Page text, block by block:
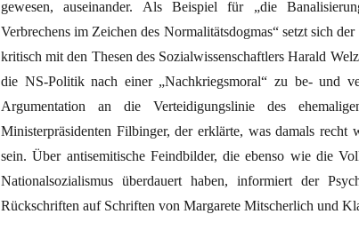
gewesen, auseinander.
Als Beispiel für „die
Verbrechens im Zeichen des Normalitätsdogmas“ setzt sich
kritisch mit den Thesen des Sozialwissenschaftlers Harald
die NS-Politik nach einer „Nachkriegsmoral“ zu be- und
Argumentation an die Verteidigungslinie des
Ministerpräsidenten Filbinger, der erklärte, was damals recht
sein. Über antisemitische Feindbilder, die ebenso wie die
Nationalsozialismus überdauert haben, informiert der
Rückschriften auf Schriften von Margarete Mitscherlich und